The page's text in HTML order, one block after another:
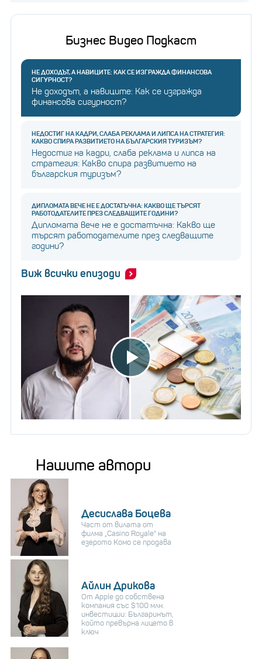
Бизнес Видео Подкаст
НЕ ДОХОДЪТ, А НАВИЦИТЕ: КАК СЕ ИЗГРАЖДА ФИНАНСОВА
СИГУРНОСТ?
Не доходът, а навиците: Как се изгражда
финансова сигурност?
НЕДОСТИГ НА КАДРИ, СЛАБА РЕКЛАМА И ЛИПСА НА СТРАТЕГИЯ:
КАКВО СПИРА РАЗВИТИЕТО НА БЪЛГАРСКИЯ ТУРИЗЪМ?
Недостиг на кадри, слаба реклама и липса на
стратегия: Какво спира развитието на
българския туризъм?
ДИПЛОМАТА ВЕЧЕ НЕ Е ДОСТАТЪЧНА: КАКВО ЩЕ ТЪРСЯТ
РАБОТОДАТЕЛИТЕ ПРЕЗ СЛЕДВАЩИТЕ ГОДИНИ?
Дипломата вече не е достатъчна: Какво ще
търсят работодателите през следващите
години?
Виж всички епизоди
Нашите автори
Десислава Боцева
Част от вилата от
филма „Casino Royale“ на
езерото Комо се продава
Айлин Дрикова
От Apple до собствена
компания със $100 млн.
инвестиции: Българинът,
който превърна лицето в
ключ